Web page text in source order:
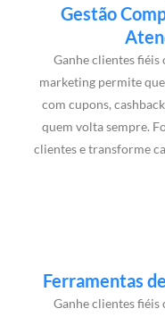
Gestão
Ganhe clientes
marketing permite
com cupons,
quem volta sempre.
clientes e transforme
Ferramentas
Ganhe clientes